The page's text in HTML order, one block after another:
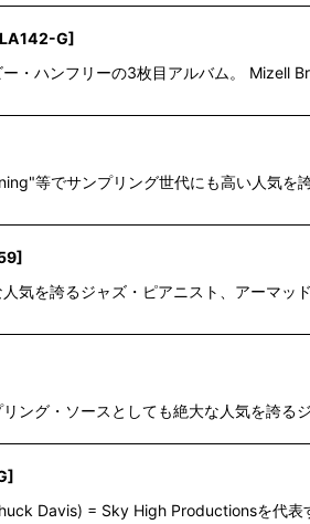
G]
・ハンフリーの3枚目アルバム。
等でサンプリング世代にも高い人気
]
気を誇るジャズ・ピアニスト、アーマ
ング・ソースとしても絶大な人気を誇
]
Davis) = Sky High Productionsを代